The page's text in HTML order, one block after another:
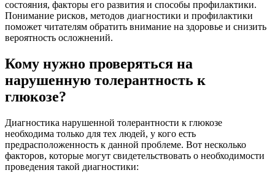
состояния, факторы его развития и способы профилактики.
Понимание рисков, методов диагностики и профилактики
поможет читателям обратить внимание на здоровье и снизить
вероятность осложнений.
Кому нужно проверяться на
нарушенную толерантность к
глюкозе?
Диагностика нарушенной толерантности к глюкозе
необходима только для тех людей, у кого есть
предрасположенность к данной проблеме. Вот несколько
факторов, которые могут свидетельствовать о необходимости
проведения такой диагностики: